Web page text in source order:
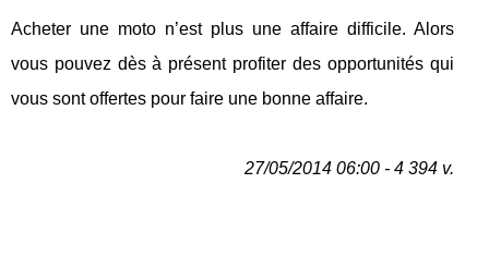
Acheter une moto n’est plus une affaire difficile. Alors
vous pouvez dès à présent profiter des opportunités qui
vous sont offertes pour faire une bonne affaire.
27/05/2014 06:00 - 4 394 v.